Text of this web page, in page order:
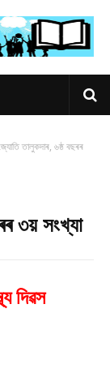
তালুকদাৰ, ৬ষ্ঠ বছৰৰ
৩য় সংখ্যা
দিৱস